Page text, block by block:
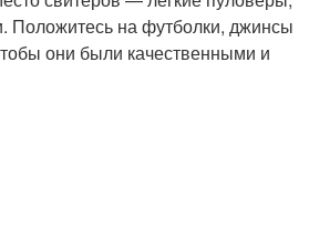
Положитесь на футболки, джинсы
они были качественными и